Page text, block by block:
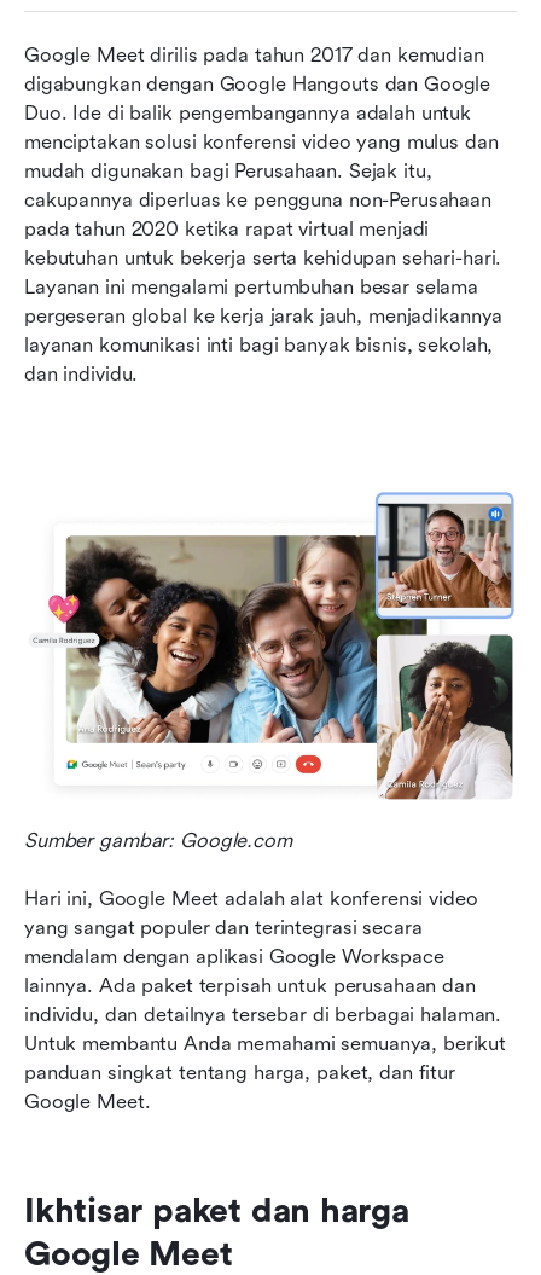
Google Meet dirilis pada tahun 2017 dan kemudian
digabungkan dengan Google Hangouts dan Google
Duo. Ide di balik pengembangannya adalah untuk
menciptakan solusi konferensi video yang mulus dan
mudah digunakan bagi Perusahaan. Sejak itu,
cakupannya diperluas ke pengguna non-Perusahaan
pada tahun 2020 ketika rapat virtual menjadi
kebutuhan untuk bekerja serta kehidupan sehari-hari.
Layanan ini mengalami pertumbuhan besar selama
pergeseran global ke kerja jarak jauh, menjadikannya
layanan komunikasi inti bagi banyak bisnis, sekolah,
dan individu.
Sumber gambar: Google.com
Hari ini, Google Meet adalah alat konferensi video
yang sangat populer dan terintegrasi secara
mendalam dengan aplikasi Google Workspace
lainnya. Ada paket terpisah untuk perusahaan dan
individu, dan detailnya tersebar di berbagai halaman.
Untuk membantu Anda memahami semuanya, berikut
panduan singkat tentang harga, paket, dan fitur
Google Meet.
Ikhtisar paket dan harga
Google Meet
Google Meet untuk bisnis: Harga dan fitur
paket berbayar
Memilih paket Google Meet yang tepat
Batasan Google Meet
A better all-in-one alternative to Google Meet
Pertanyaan yang Sering Diajukan
Pemikiran terakhir